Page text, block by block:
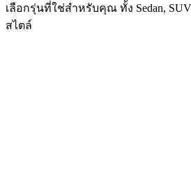
เลือกรุ่นที่ใช่สำหรับคุณ ทั้ง Sedan,
สไตล์